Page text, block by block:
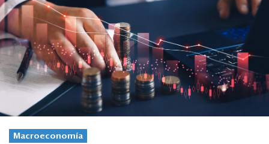
Portada
¿Qué está pasando?
Sectores y Empresas
Management
Economía y Finanzas
Macroeconomía